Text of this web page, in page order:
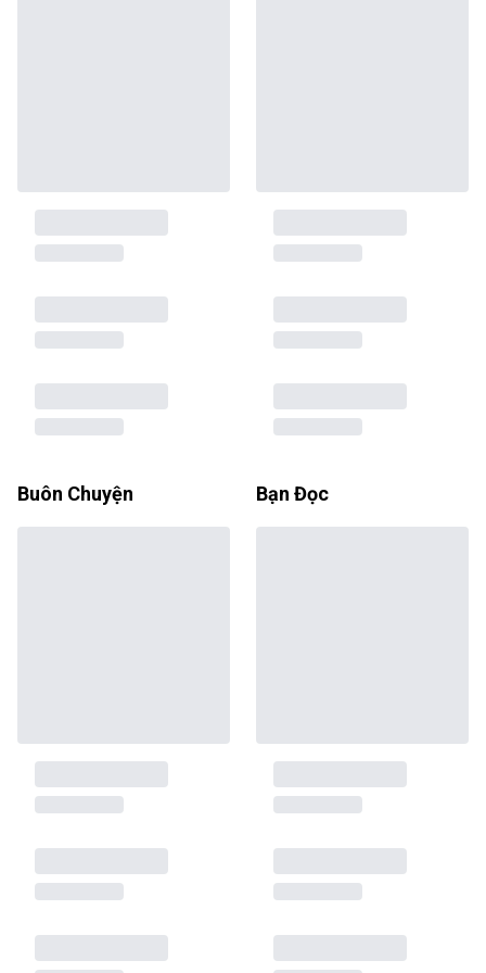
Buôn Chuyện Bạn Đọc